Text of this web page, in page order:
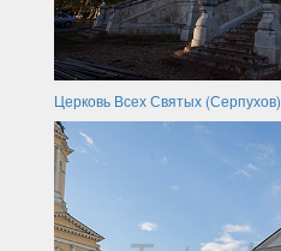
Церковь Всех Святых (Серпухов)